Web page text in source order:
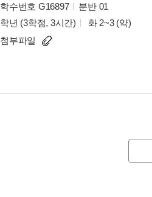
학수번호 G16897
분반 01
학년 (3학점, 3시간)
화 2~3 (약)
첨부파일